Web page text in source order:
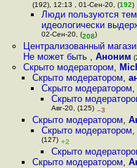
(192), 12:13 , 01-Сен-20, (192)
Люди пользуются
идеологически
02-Сен-20, (208)
Централизованный
Не может быть , Аноним
Скрыто модератором,
Скрыто модератором,
Скрыто модератором
Скрыто
Авг-20, (125) –3
Скрыто модератором,
Скрыто модератором,
(127) +2
Скрыто
Скрыто модератором,